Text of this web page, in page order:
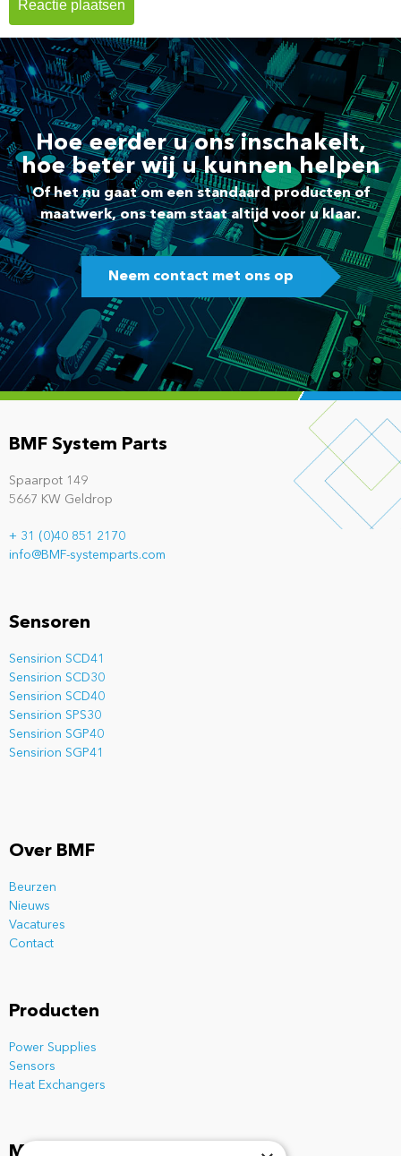
Hoe eerder u ons inschakelt,
hoe beter wij u kunnen helpen
Of het nu gaat om een standaard producten of
maatwerk, ons team staat altijd voor u klaar.
Neem contact met ons op
BMF System Parts
Spaarpot 149
5667 KW Geldrop
+ 31 (0)40 851 2170
info@BMF-systemparts.com
Sensoren
Sensirion SCD41
Sensirion SCD30
Sensirion SCD40
Sensirion SPS30
Sensirion SGP40
Sensirion SGP41
Over BMF
Beurzen
Nieuws
Vacatures
Contact
Producten
Power Supplies
Sensors
Heat Exchangers